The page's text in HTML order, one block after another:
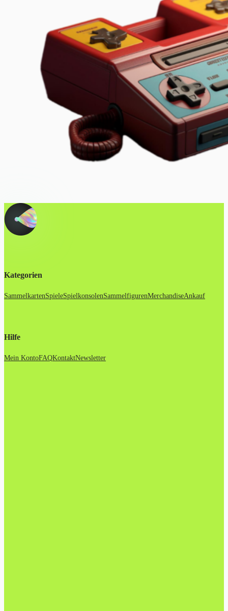
Kategorien
SammelkartenSpieleSpielkonsolenSammelfigurenMerchandiseAnkauf
Hilfe
Mein KontoFAQKontaktNewsletter